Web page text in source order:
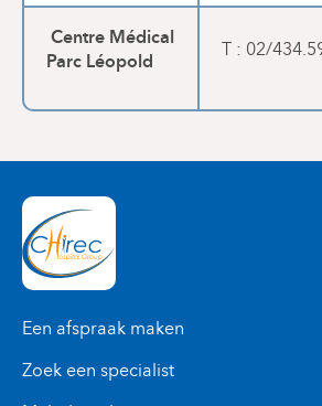
Centre Médical
Parc Léopold
T : 02/
Een afspraak maken
Zoek een specialist